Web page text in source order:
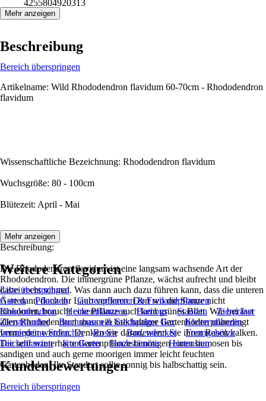
4255804920313
Mehr anzeigen
Beschreibung
Bereich überspringen
Artikelname: Wild Rhododendron flavidum 60-70cm - Rhododendron
flavidum
Wissenschaftliche Bezeichnung: Rhododendron flavidum
Wuchsgröße: 80 - 100cm
Blütezeit: April - Mai
Beschreibung:
Die Rhododendron flavidum ist eine langsam wachsende Art der
Rhododendron. Die immergrüne Pflanze, wächst aufrecht und bleibt
dabei recht schmal. Was dann auch dazu führen kann, dass die unteren
Äste dann doch ihr Laub verlieren. Dort wo die Sonne nicht
hinkommt, braucht eine Pflanze auch kein grünes Blatt. Wie bei fast
allen Rhododendron muss ein kalkhaltiger Gartenboden unbedingt
vermieden werden. Denken Sie daran, wenn Sie ihren Rasen kalken.
Die sehr winterharte Gartenpflanze benötigen einen humosen bis
sandigen und auch gerne moorigen immer leicht feuchten
Gartenboden. Ihr Standort sollte sonnig bis halbschattig sein.
Mehr anzeigen
Weitere Kategorien
Liste überspringen
Garten
Pflanzen
Gartenpflanzen & Freilandpflanzen
Rhododendron
Heckenpflanzen Bambus Stauden
Ziergräser
Ziersträucher
Buchsbaum & Stechpalme Ilex
Kletterpflanzen
Immergrüne Sträucher
Rosen Bodendecker
Formgehölze
Teichpflanzen
Koniferen Hochstämme Hortensien
Kundenbewertungen
Bereich überspringen